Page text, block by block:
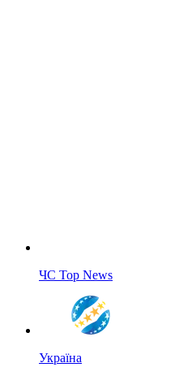
ЧС Top News
Україна